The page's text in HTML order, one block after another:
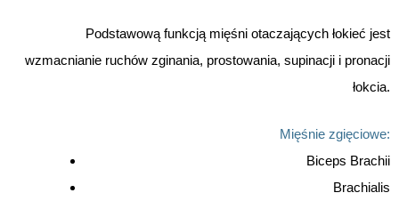
Podstawową funkcją mięśni otaczających łokieć jest
wzmacnianie ruchów zginania, prostowania, supinacji i pronacji
łokcia.
Mięśnie zgięciowe:
Biceps Brachii
Brachialis